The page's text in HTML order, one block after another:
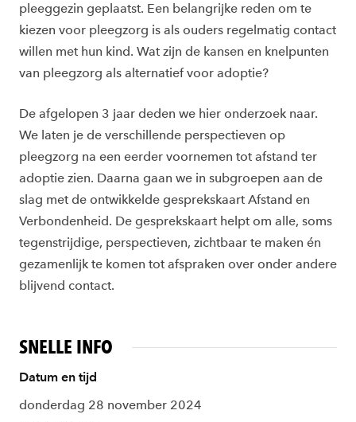
pleeggezin geplaatst. Een belangrijke reden om te
kiezen voor pleegzorg is als ouders regelmatig contact
willen met hun kind. Wat zijn de kansen en knelpunten
van pleegzorg als alternatief voor adoptie?
De afgelopen 3 jaar deden we hier onderzoek naar.
We laten je de verschillende perspectieven op
pleegzorg na een eerder voornemen tot afstand ter
adoptie zien. Daarna gaan we in subgroepen aan de
slag met de ontwikkelde gesprekskaart Afstand en
Verbondenheid. De gesprekskaart helpt om alle, soms
tegenstrijdige, perspectieven, zichtbaar te maken én
gezamenlijk te komen tot afspraken over onder andere
blijvend contact.
SNELLE INFO
Datum en tijd
donderdag 28 november 2024